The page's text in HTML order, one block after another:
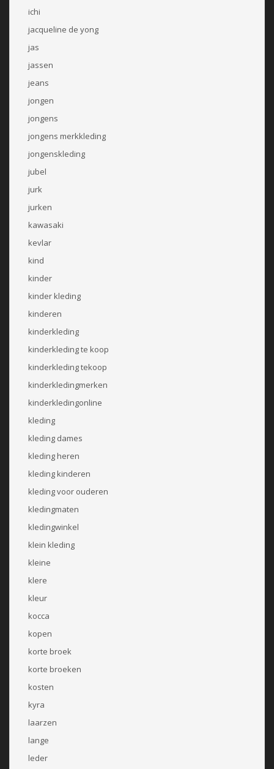
ichi
jacqueline de yong
jas
jassen
jeans
jongen
jongens
jongens merkkleding
jongenskleding
jubel
jurk
jurken
kawasaki
kevlar
kind
kinder
kinder kleding
kinderen
kinderkleding
kinderkleding te koop
kinderkleding tekoop
kinderkledingmerken
kinderkledingonline
kleding
kleding dames
kleding heren
kleding kinderen
kleding voor ouderen
kledingmaten
kledingwinkel
klein kleding
kleine
klere
kleur
kocca
kopen
korte broek
korte broeken
kosten
kyra
laarzen
lange
leder